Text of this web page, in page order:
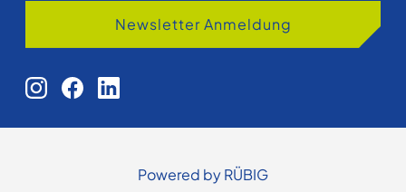
Newsletter Anmeldung
Powered by RÜBIG